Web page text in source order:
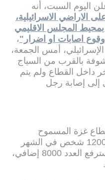
اليوم السبت، أنه
الاسرائيلية،
المجلس الاقليمي
اصابات او اضرار"،
أمس الجمعة،
بالقرب من السياج
داخل القطاع ولم يتم
إلى إصابة رجل
غزة المسموح
بالعمل في إسرائيل إلى 12000 شخص في الشهر
الماضي، وقالت الحكومة إنها سترفع العدد 8000 إضافي،